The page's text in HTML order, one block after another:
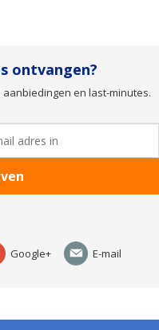
ontvangen?
en last-minutes.
Google+ E-mail